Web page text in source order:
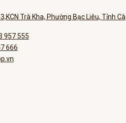
Trà Kha, Phường Bạc Liêu, Tỉnh Cà
957 555
666